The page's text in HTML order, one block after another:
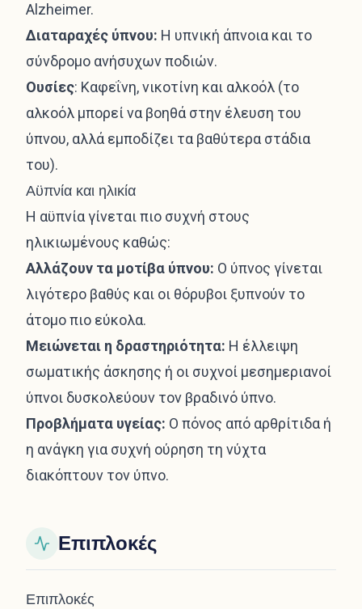
Alzheimer.
Διαταραχές ύπνου: Η υπνική άπνοια και το
σύνδρομο ανήσυχων ποδιών.
Ουσίες: Καφεΐνη, νικοτίνη και αλκοόλ (το
αλκοόλ μπορεί να βοηθά στην έλευση του
ύπνου, αλλά εμποδίζει τα βαθύτερα στάδια
του).
Αϋπνία και ηλικία
Η αϋπνία γίνεται πιο συχνή στους
ηλικιωμένους καθώς:
Αλλάζουν τα μοτίβα ύπνου: Ο ύπνος γίνεται
λιγότερο βαθύς και οι θόρυβοι ξυπνούν το
άτομο πιο εύκολα.
Μειώνεται η δραστηριότητα: Η έλλειψη
σωματικής άσκησης ή οι συχνοί μεσημεριανοί
ύπνοι δυσκολεύουν τον βραδινό ύπνο.
Προβλήματα υγείας: Ο πόνος από αρθρίτιδα ή
η ανάγκη για συχνή ούρηση τη νύχτα
διακόπτουν τον ύπνο.
Επιπλοκές
Επιπλοκές